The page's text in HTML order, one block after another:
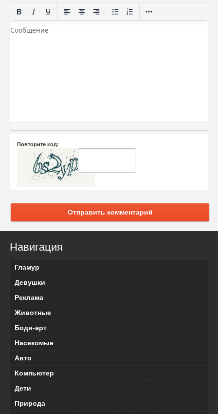
Повторите код:
Отправить комментарий
Навигация
Гламур
Девушки
Реклама
Животные
Боди-арт
Насекомые
Авто
Компьютер
Дети
Природа